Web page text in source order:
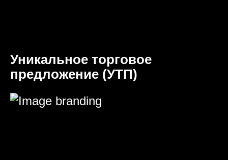
Уникальное торговое
предложение (УТП)